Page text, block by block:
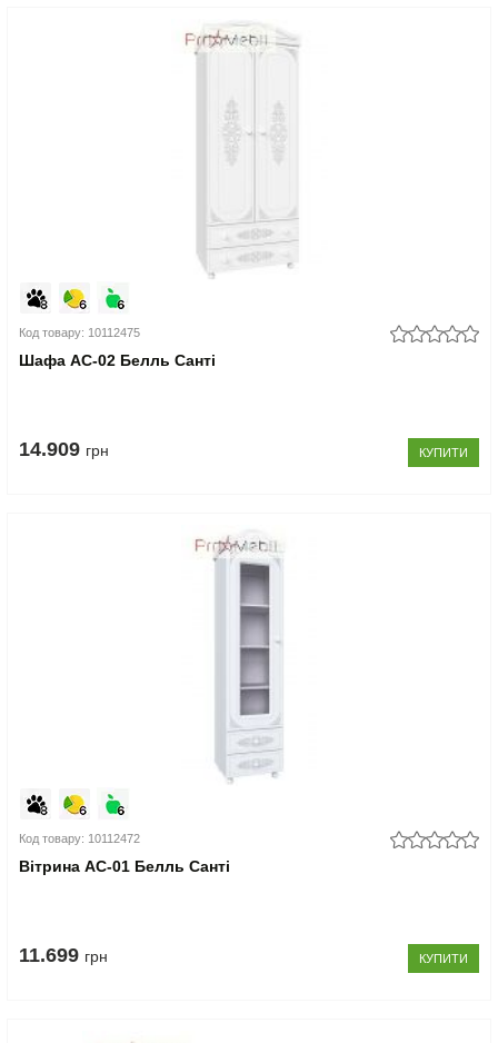
Код товару: 10112475
Шафа АС-02 Белль Санті
14.909 грн КУПИТИ
Код товару: 10112472
Вітрина АС-01 Белль Санті
11.699 грн КУПИТИ